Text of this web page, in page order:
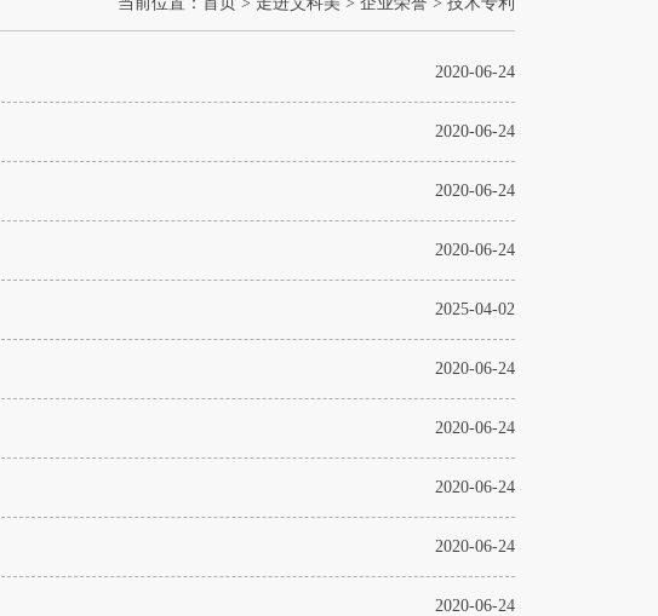
2020-06-24
2020-06-24
2020-06-24
2020-06-24
2025-04-02
2020-06-24
2020-06-24
2020-06-24
2020-06-24
2020-06-24